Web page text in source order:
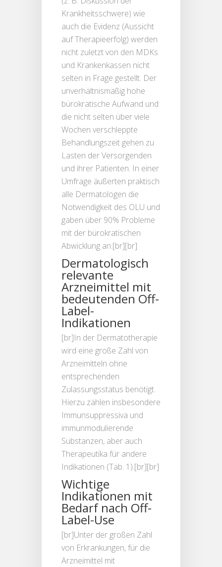
Krankheitsschwere) wie
auch die Evidenz (Aussicht
auf Therapieerfolg) werden
nicht zuletzt von den MDKs
und Krankenkassen nicht
selten in Frage gestellt. Der
unverhältnismäßig hohe
bürokratische Aufwand und
die nicht selten über viele
Wochen verschleppte
Behandlungszeit gehen zu
Lasten der Versorgenden
und ihrer Patienten. In einer
Umfrage äußerten praktisch
alle Dermatologen die
Notwendigkeit des OLU und
gaben über 90% Probleme
mit der bürokratischen
Abwicklung an.[br][br]
Dermatologisch
relevante
Arzneimittel mit
bedeutenden Off-
Label-
Indikationen
[br]In der Dermatotherapie
wird eine große Zahl von
Arzneimitteln ohne
entsprechenden
Zulassungsstatus benötigt.
Hierzu zählen insbesondere
Immunsuppressiva und
immunmodulierende
Substanzen, aber auch
Therapeutika für andere
Indikationen (Tab. 1).[br][br]
Wichtige
Indikationen mit
Bedarf nach Off-
Label-Use
[br]Unter der großen Zahl
von Erkrankungen, für die
Arzneimittel mit